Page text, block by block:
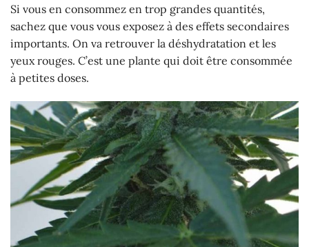
Si vous en consommez en trop grandes quantités,
sachez que vous vous exposez à des effets secondaires
importants. On va retrouver la déshydratation et les
yeux rouges. C’est une plante qui doit être consommée
à petites doses.